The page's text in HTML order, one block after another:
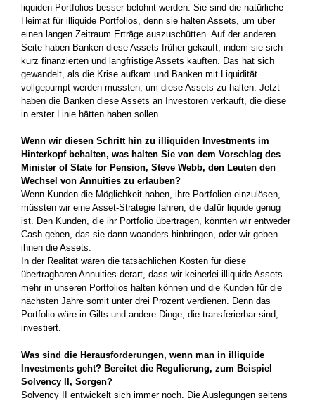
liquiden Portfolios besser belohnt werden. Sie sind die natür­liche
Heimat für illiquide Portfolios, denn sie halten Assets, um über
einen langen Zeitraum Erträge auszuschütten. Auf der anderen
Seite haben Banken diese Assets früher gekauft,­ indem sie sich
kurz finanzierten und langfristige Assets kauften. Das hat sich
gewandelt, als die Krise aufkam und Banken mit Liquidität
vollgepumpt werden mussten, um diese Assets zu halten. Jetzt
haben die Banken diese Assets an Investoren verkauft, die diese
in erster Linie hätten haben sollen.
Wenn wir diesen Schritt hin zu illiquiden Invest­ments im
Hinterkopf behalten, was halten­ Sie von dem Vorschlag des
Minister of State­ for Pension, Steve Webb, den Leuten den
Wechsel von Annuities zu erlauben?
Wenn Kunden die Möglichkeit haben, ihre­ Portfolien einzulösen,
müssten wir eine Asset-Strategie fahren, die dafür liquide genug
ist. Den Kunden, die ihr Portfolio übertragen, könnten wir entweder
Cash geben, das sie dann woanders hinbringen, oder wir geben
ihnen die Assets.­
In der Realität wären die tatsächlichen Kosten für diese
übertragbaren Annuities derart, dass wir keinerlei illiquide Assets
mehr in unseren­ Portfolios halten können und die Kunden für die
nächsten Jahre somit unter drei Prozent verdienen. Denn das
Portfolio wäre in Gilts und andere Dinge, die trans­ferierbar sind,
investiert.­
Was sind die Herausforderungen, wenn man in illiquide
Investments geht? Bereitet die Regulierung, zum Beispiel
Solvency II, Sorgen?
Solvency II entwickelt sich immer noch. Die Auslegungen seitens